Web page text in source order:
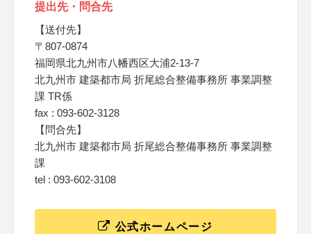
提出先・問合先
【送付先】
〒807-0874
福岡県北九州市八幡西区大浦2-13-7
北九州市 建築都市局 折尾総合整備事務所 事業調整
課 TR係
fax : 093-602-3128
【問合先】
北九州市 建築都市局 折尾総合整備事務所 事業調整
課
tel : 093-602-3108
公式ホームページ